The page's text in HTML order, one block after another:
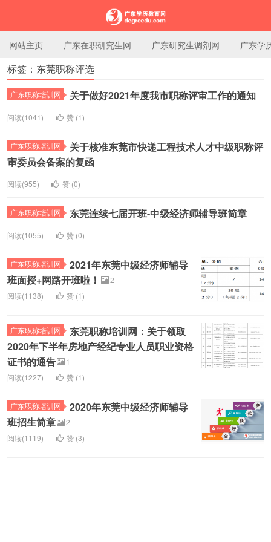
广东学历教育网
网站主页 广东在职研究生网 广东研究生调剂网 广东学
标签：东莞职称评选
广东职称培训网 关于做好2021年度我市职称评审工作的通知
阅读(1041) 赞 (1)
广东职称培训网
关于核准东莞市快递工程技术人才中级职称评
审委员会备案的复函
阅读(955) 赞 (0)
广东职称培训网 东莞连续七届开班-中级经济师辅导班简章
阅读(1055) 赞 (0)
广东职称培训网
2021年东莞中级经济师辅导
班面授+网路开班啦！
2
阅读(1138)
赞 (1)
广东职称培训网
东莞职称培训网：关于领取
2020年下半年房地产经纪专业人员职业资格
证书的通告
1
阅读(1227)
赞 (1)
广东职称培训网
2020年东莞中级经济师辅导
班招生简章
2
阅读(1119)
赞 (3)